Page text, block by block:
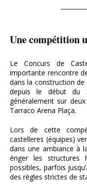
Une compétition
Le Concurs de
importante rencontre
dans la construction
depuis le début du
généralement sur
Tarraco Arena Plaça.
Lors de cette
castelleres (équipes)
dans une ambiance à
ériger les structures
possibles, parfois
des règles strictes de